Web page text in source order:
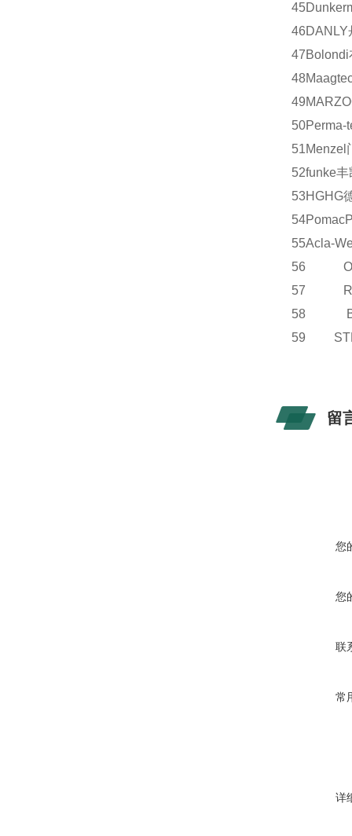
45
46DANLY
47Bolondi
48
49
50Perma-
51Menzel
52funke丰
53HGHG
54Pomac
55Acla-
56
57
58
59
留
您
您
联
常
详